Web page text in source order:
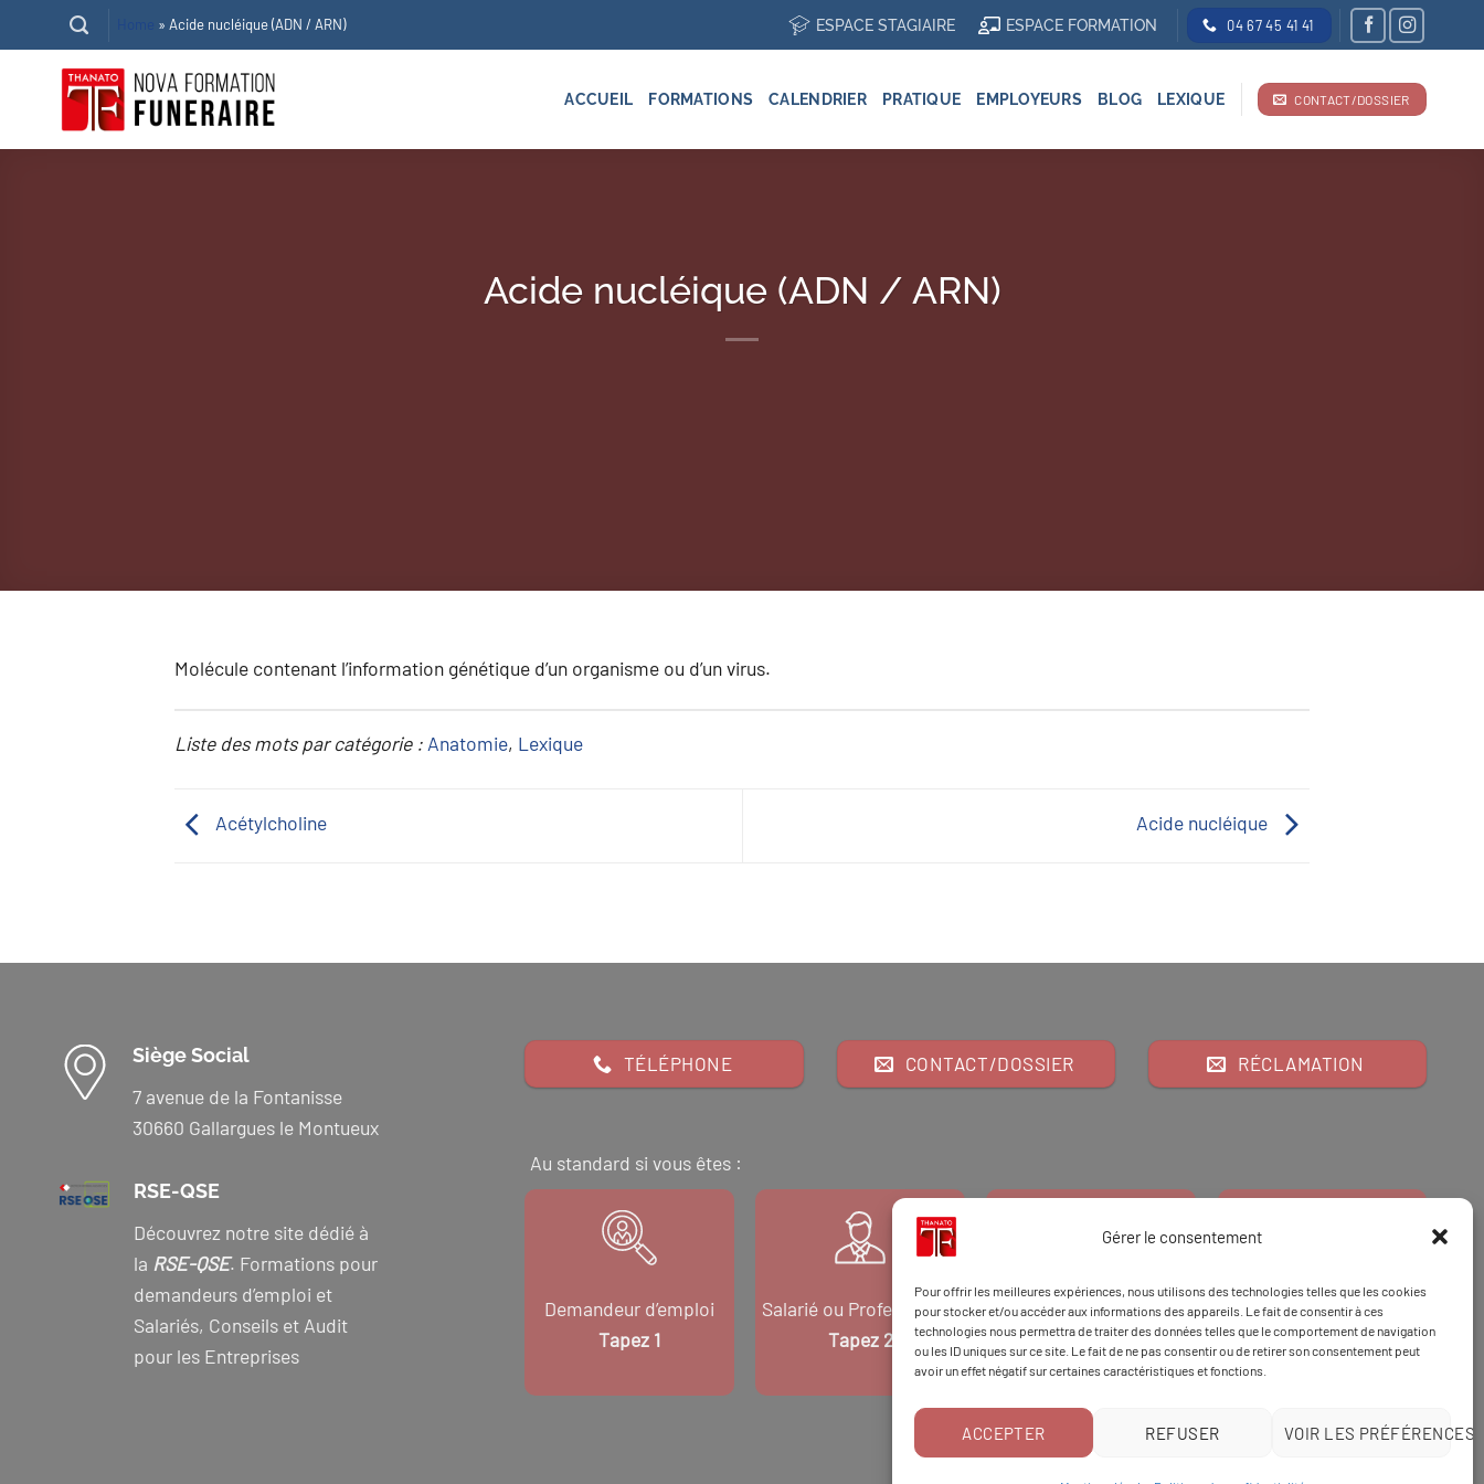
Gérer le consentement
Pour offrir les meilleures expériences, nous utilisons des technologies telles que les cookies
pour stocker et/ou accéder aux informations des appareils. Le fait de consentir à ces
technologies nous permettra de traiter des données telles que le comportement de navigation
ou les ID uniques sur ce site. Le fait de ne pas consentir ou de retirer son consentement peut
avoir un effet négatif sur certaines caractéristiques et fonctions.
ACCEPTER REFUSER VOIR LES PRÉFÉRENCES
au
contenu
»Acide nucléique (ADN / ARN) ESPACE STAGIAIRE ESPACE FORMATION 04 67 45 41 41
ACCUEIL FORMATIONS CALENDRIER PRATIQUE EMPLOYEURS BLOG LEXIQUE CONTACT/DOSSIER
Acide nucléique (ADN / ARN)
Molécule contenant l’information génétique d’un organisme ou d’un virus.
Liste des mots par catégorie : Anatomie, Lexique
Acétylcholine Acide nucléique
Siège Social
7 avenue de la Fontanisse
30660 Gallargues le Montueux
RSE-QSE
Découvrez notre site dédié à
la RSE-QSE. Formations pour
demandeurs d’emploi et
Salariés, Conseils et Audit
pour les Entreprises
TÉLÉPHONE CONTACT/DOSSIER RÉCLAMATION
Au standard si vous êtes :
Demandeur d’emploi
Tapez 1
Salarié ou Professionnel
Tapez 2
Financeur
Tapez 3
EtTapez 98pour
une formation